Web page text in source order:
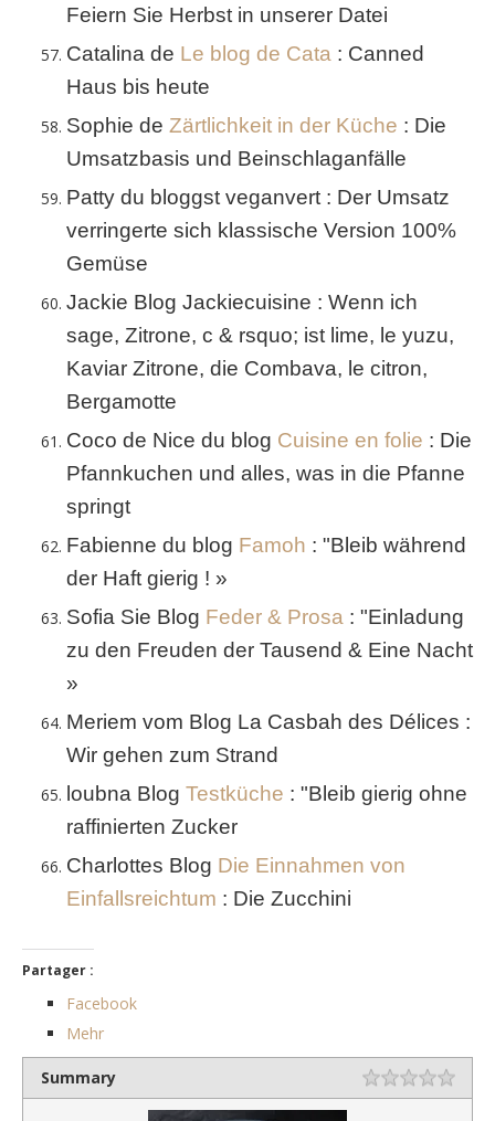
Feiern Sie Herbst in unserer Datei
Catalina de Le blog de Cata : Canned
Haus bis heute
Sophie de Zärtlichkeit in der Küche : Die
Umsatzbasis und Beinschlaganfälle
Patty du bloggst veganvert : Der Umsatz
verringerte sich klassische Version 100%
Gemüse
Jackie Blog Jackiecuisine : Wenn ich
sage, Zitrone, c & rsquo; ist lime, le yuzu,
Kaviar Zitrone, die Combava, le citron,
Bergamotte
Coco de Nice du blog Cuisine en folie : Die
Pfannkuchen und alles, was in die Pfanne
springt
Fabienne du blog Famoh : "Bleib während
der Haft gierig ! »
Sofia Sie Blog Feder & Prosa : "Einladung
zu den Freuden der Tausend & Eine Nacht
»
Meriem vom Blog La Casbah des Délices :
Wir gehen zum Strand
loubna Blog Testküche : "Bleib gierig ohne
raffinierten Zucker
Charlottes Blog Die Einnahmen von
Einfallsreichtum : Die Zucchini
Partager :
Facebook
Mehr
Summary Bewertung